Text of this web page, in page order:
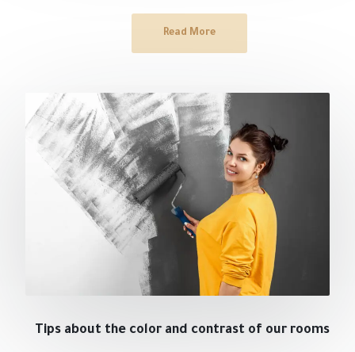
Read More
Tips about the color and contrast of our rooms